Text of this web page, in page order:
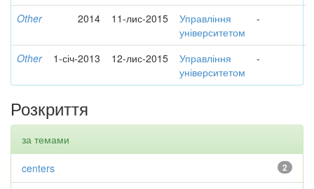
Other 2014 11-лис-2015
Управління
університетом
-
Other 1-січ-2013 12-лис-2015
Управління
університетом
-
Розкриття
за темами
2
centers